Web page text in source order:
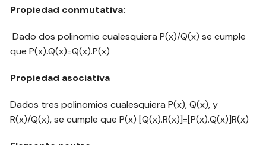
Propiedad conmutativa:
Dado dos polinomio cualesquiera P(x)/Q(x) se cumple
que P(x).Q(x)=Q(x).P(x)
Propiedad asociativa
Dados tres polinomios cualesquiera P(x), Q(x), y
R(x)/Q(x), se cumple que P(x) [Q(x).R(x)]=[P(x).Q(x)]R(x)